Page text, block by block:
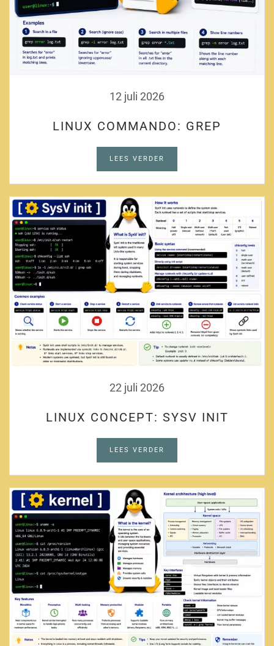
12 juli 2026
LINUX COMMANDO: GREP
LEES VERDER
22 juli 2026
LINUX CONCEPT: SYSV INIT
LEES VERDER